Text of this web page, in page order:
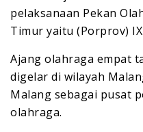
pelaksanaan Pekan
Timur yaitu (Porprov)
Ajang olahraga empat
digelar di wilayah
Malang sebagai pusat
olahraga.